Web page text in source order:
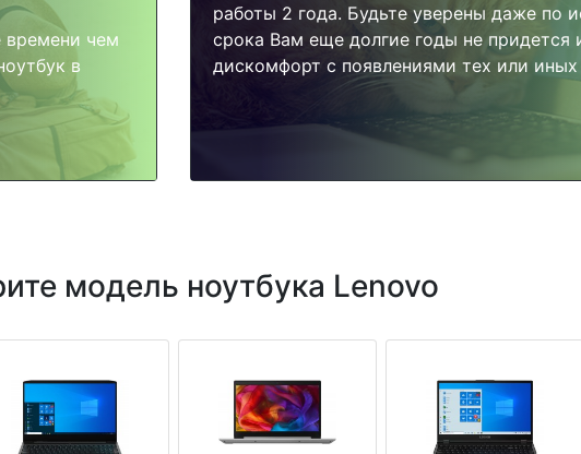
времени чем
в
работы 2 года. Будьте уверены даже по
срока Вам еще долгие годы не придется
дискомфорт с появлениями тех или
модель ноутбука Lenovo